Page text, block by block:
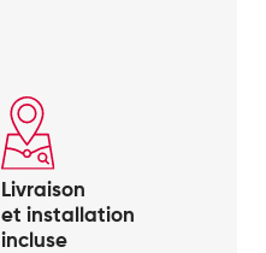
Livraison
et installation
incluse